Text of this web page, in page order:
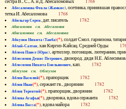
сестра В., С., А. и Д. Абесаломовых 1768
Абесаломова Фекла (Жамкис), осетинка, принявшая
тетка И. Абесаломова 1768
Абильгор Серен, дат. писатель 1782
Абисаломов см. Абесаломов
Абисаломова см. Абесаломова
Абкузин Никита (Танба)(*), солдат Смол. гарнизона,
Аблай-Салтан, хан Киргиз-Кайсац. Средней Орды
Аблеев Павел (Юрас), артиллер. погонщик, лютеранин,
Аблесимов Денис Петрович, двоюрод. дядя Н.Е.
Аблесимов Никита Емельянович, кап. 1782
Аблеухов см. Облеухов
Аблов Василий(*), прапорщик 1782
Аблов Иван(*), сержант гв., дворянин 1782
Аблов Терентий(*), прапорщик, дворянин 1782
Аблова Агафья(*), дворянка, вдова сержанта 1782
Аблова Васса(*), вдова майора 1782